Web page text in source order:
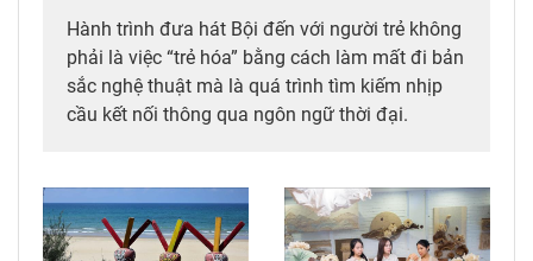
Hành trình đưa hát Bội đến với người trẻ không
phải là việc “trẻ hóa” bằng cách làm mất đi bản
sắc nghệ thuật mà là quá trình tìm kiếm nhịp
cầu kết nối thông qua ngôn ngữ thời đại.